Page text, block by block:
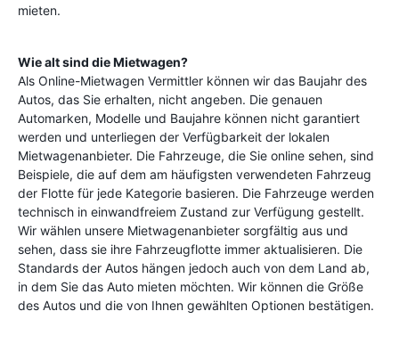
mieten.
Wie alt sind die Mietwagen?
Als Online-Mietwagen Vermittler können wir das Baujahr des
Autos, das Sie erhalten, nicht angeben. Die genauen
Automarken, Modelle und Baujahre können nicht garantiert
werden und unterliegen der Verfügbarkeit der lokalen
Mietwagenanbieter. Die Fahrzeuge, die Sie online sehen, sind
Beispiele, die auf dem am häufigsten verwendeten Fahrzeug
der Flotte für jede Kategorie basieren. Die Fahrzeuge werden
technisch in einwandfreiem Zustand zur Verfügung gestellt.
Wir wählen unsere Mietwagenanbieter sorgfältig aus und
sehen, dass sie ihre Fahrzeugflotte immer aktualisieren. Die
Standards der Autos hängen jedoch auch von dem Land ab,
in dem Sie das Auto mieten möchten. Wir können die Größe
des Autos und die von Ihnen gewählten Optionen bestätigen.